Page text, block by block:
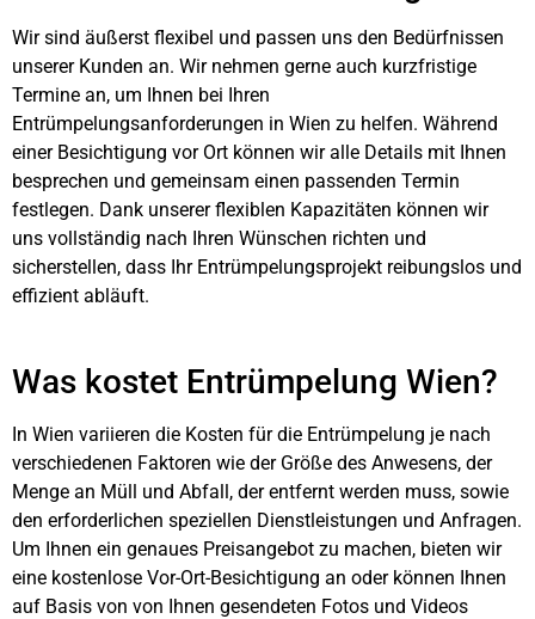
Wir sind äußerst flexibel und passen uns den Bedürfnissen
unserer Kunden an. Wir nehmen gerne auch kurzfristige
Termine an, um Ihnen bei Ihren
Entrümpelungsanforderungen in Wien zu helfen. Während
einer Besichtigung vor Ort können wir alle Details mit Ihnen
besprechen und gemeinsam einen passenden Termin
festlegen. Dank unserer flexiblen Kapazitäten können wir
uns vollständig nach Ihren Wünschen richten und
sicherstellen, dass Ihr Entrümpelungsprojekt reibungslos und
effizient abläuft.
Was kostet Entrümpelung Wien?
In Wien variieren die Kosten für die Entrümpelung je nach
verschiedenen Faktoren wie der Größe des Anwesens, der
Menge an Müll und Abfall, der entfernt werden muss, sowie
den erforderlichen speziellen Dienstleistungen und Anfragen.
Um Ihnen ein genaues Preisangebot zu machen, bieten wir
eine kostenlose Vor-Ort-Besichtigung an oder können Ihnen
auf Basis von von Ihnen gesendeten Fotos und Videos